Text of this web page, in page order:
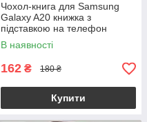
Чохол-книга для Samsung
Galaxy A20 книжка з
підставкою на телефон
самсунг а20 сіра stn
В наявності
162 ₴ 180 ₴
Купити